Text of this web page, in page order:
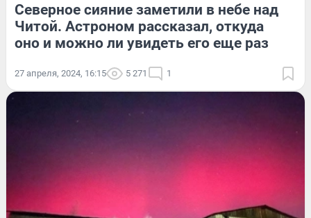
Северное сияние заметили в небе над
Читой. Астроном рассказал, откуда
оно и можно ли увидеть его еще раз
27 апреля, 2024, 16:15 5 271 1